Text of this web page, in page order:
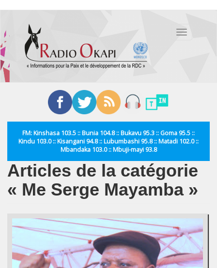
contenu
principal
Toggle
FM: Kinshasa 103.5 :: Bunia 104.8 :: Bukavu 95.3 :: Goma 95.5 ::
Kindu 103.0 :: Kisangani 94.8 :: Lubumbashi 95.8 :: Matadi 102.0 ::
Mbandaka 103.0 :: Mbuji-mayi 93.8
Articles de la catégorie
« Me Serge Mayamba »